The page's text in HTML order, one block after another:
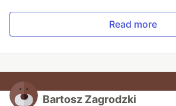
Read more
Bartosz Zagrodzki